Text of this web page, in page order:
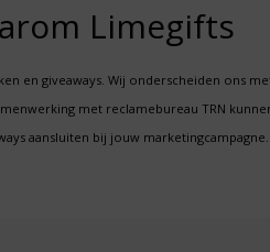
Limegifts
en giveaways. Wij onderscheiden ons
met reclamebureau TRN
aansluiten bij jouw marketingcampagne.